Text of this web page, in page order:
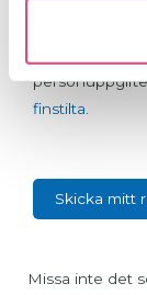
finstilta
Missa inte det